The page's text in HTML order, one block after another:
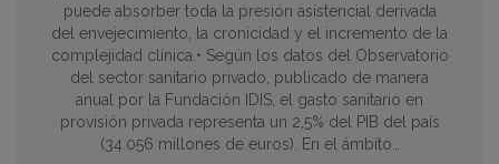
puede absorber toda la presión asistencial derivada
del envejecimiento, la cronicidad y el incremento de la
complejidad clínica.• Según los datos del Observatorio
del sector sanitario privado, publicado de manera
anual por la Fundación IDIS, el gasto sanitario en
provisión privada representa un 2,5% del PIB del país
(34.056 millones de euros). En el ámbito…